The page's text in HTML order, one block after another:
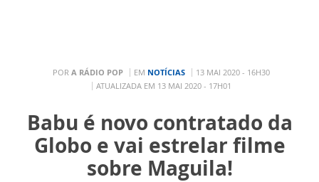
POR A RÁDIO POP EM NOTÍCIAS
13 MAI 2020 - 16H30
ATUALIZADA EM 13 MAI 2020 - 17H01
Babu é novo contratado da
Globo e vai estrelar filme
sobre Maguila!